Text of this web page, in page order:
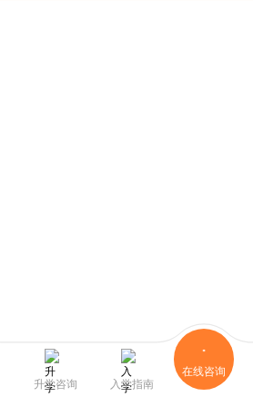
升学咨询 入学指南
在线咨询